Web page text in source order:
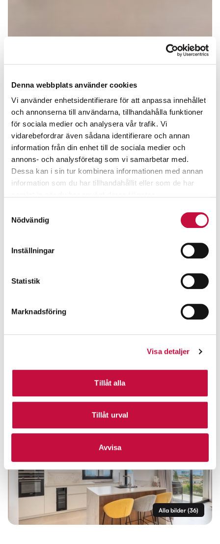
Denna webbplats använder cookies
Vi använder enhetsidentifierare för att anpassa innehållet
och annonserna till användarna, tillhandahålla funktioner
för sociala medier och analysera vår trafik. Vi
vidarebefordrar även sådana identifierare och annan
information från din enhet till de sociala medier och
annons- och analysföretag som vi samarbetar med.
Dessa kan i sin tur kombinera informationen med annan
information som du har tillhandahållit eller som de har
Nödvändig
Inställningar
Statistik
Marknadsföring
Visa detaljer
Tillåt alla
Tillåt urval
Avvisa
Alla bilder (36)